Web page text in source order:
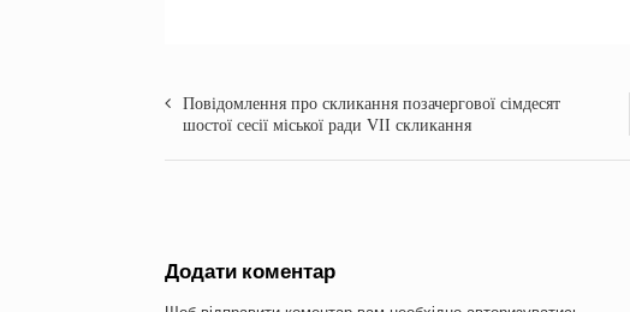
Повідомлення про скликання позачергової сімдесят
шостої сесії міської ради VІІ скликання
Додати коментар